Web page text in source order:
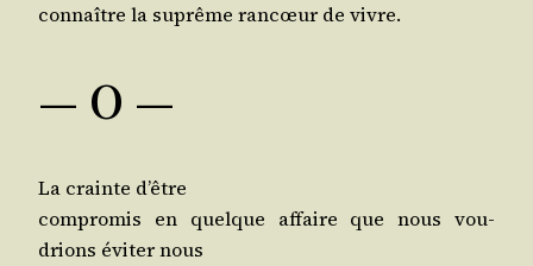
connaître la suprême ran­cœur de vivre.
— O —
La crainte d’être
com­pro­mis en quelque affaire que nous vou­
drions évi­ter nous